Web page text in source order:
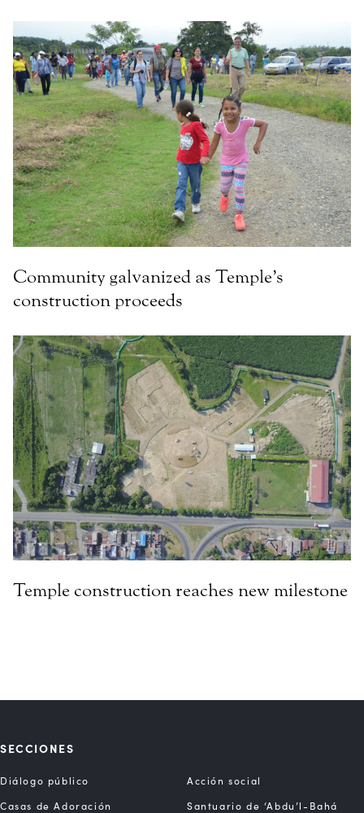
Community galvanized as Temple’s
construction proceeds
Temple construction reaches new milestone
SECCIONES
Diálogo público
Acción social
Casas de Adoración
Santuario de ‘Abdu’l-Bahá